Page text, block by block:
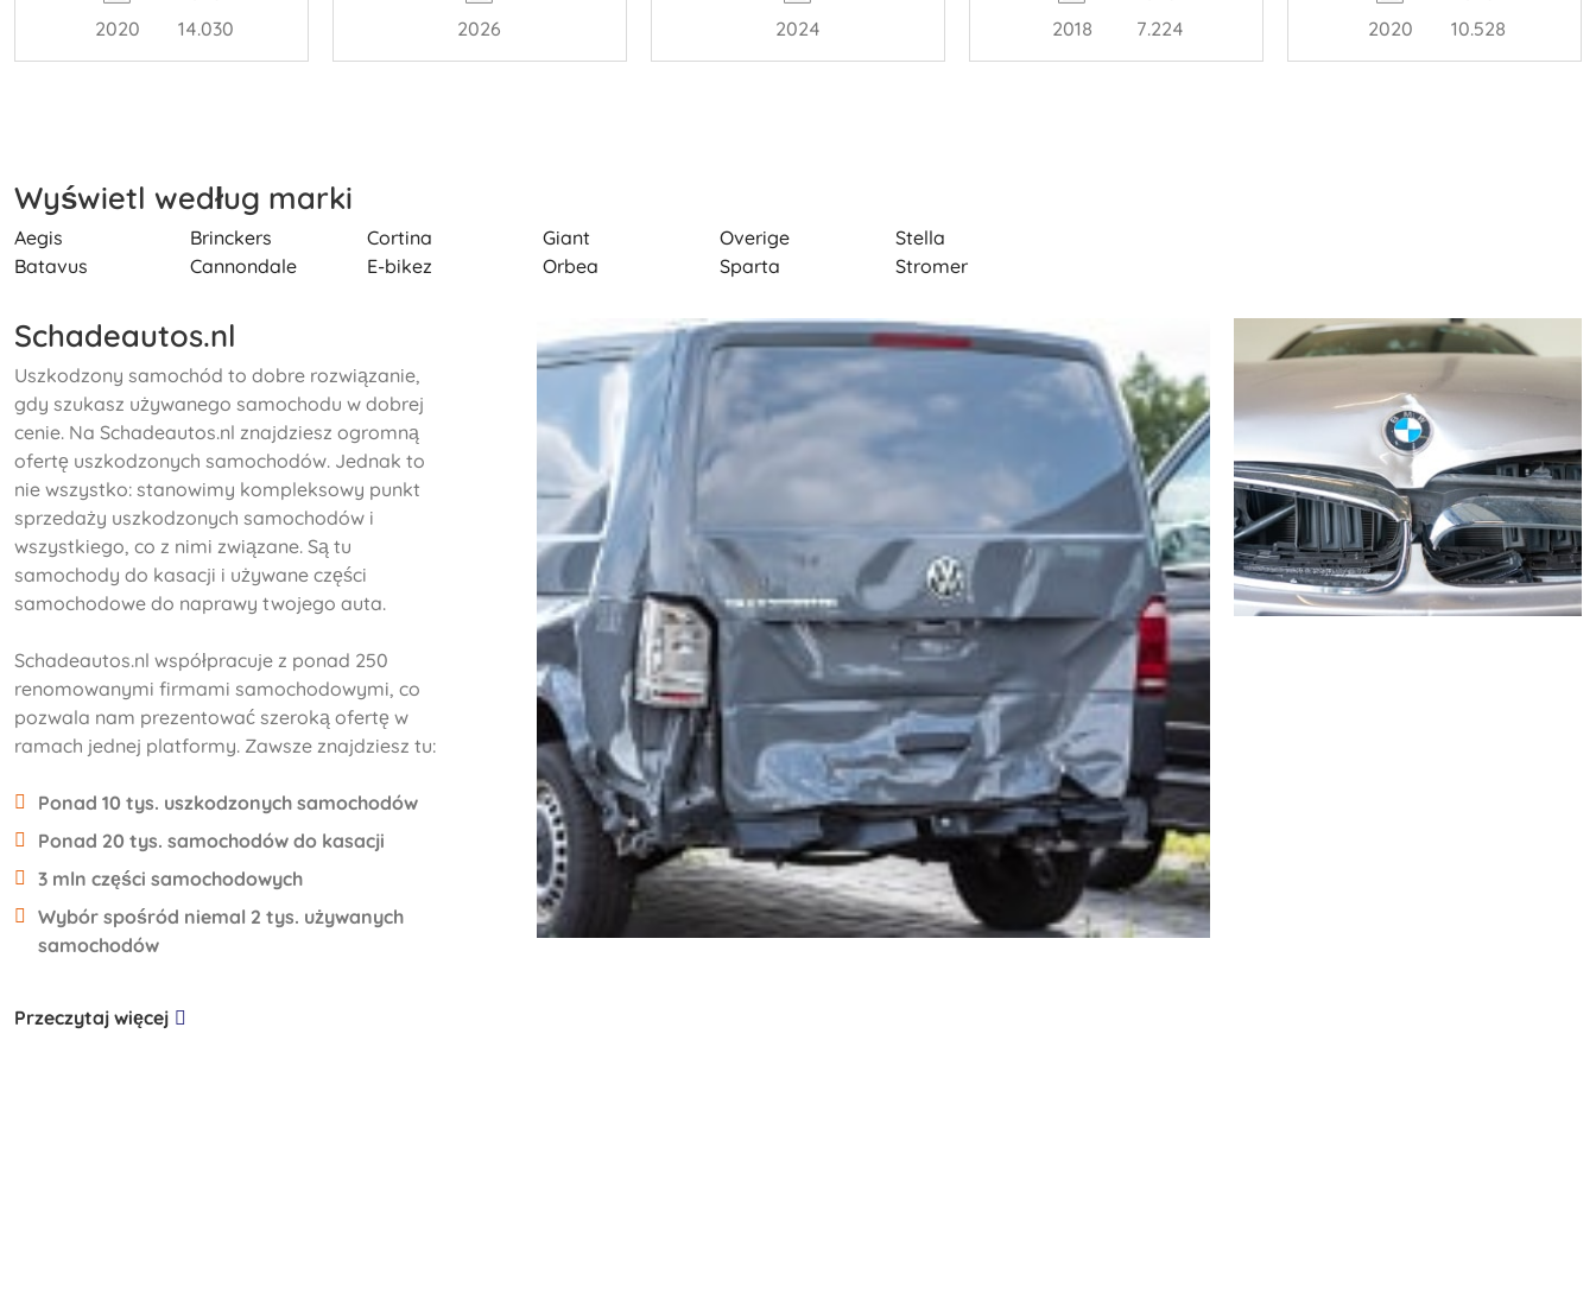
2020 14.030 2026 2024 2018 7.224 2020 10.528
Wyświetl według marki
Aegis
Batavus
Brinckers
Cannondale
Cortina
E-bikez
Giant
Orbea
Overige
Sparta
Stella
Stromer
Schadeautos.nl
Uszkodzony samochód to dobre rozwiązanie,
gdy szukasz używanego samochodu w dobrej
cenie. Na Schadeautos.nl znajdziesz ogromną
ofertę uszkodzonych samochodów. Jednak to
nie wszystko: stanowimy kompleksowy punkt
sprzedaży uszkodzonych samochodów i
wszystkiego, co z nimi związane. Są tu
samochody do kasacji i używane części
samochodowe do naprawy twojego auta.
Schadeautos.nl współpracuje z ponad 250
renomowanymi firmami samochodowymi, co
pozwala nam prezentować szeroką ofertę w
ramach jednej platformy. Zawsze znajdziesz tu:
Ponad 10 tys. uszkodzonych samochodów
Ponad 20 tys. samochodów do kasacji
3 mln części samochodowych
Wybór spośród niemal 2 tys. używanych
samochodów
Przeczytaj więcej